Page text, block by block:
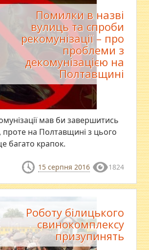
Помилки в назві
вулиць та спроби
рекомунізації – про
проблеми з
декомунізацією на
Полтавщині
мав би завершитись
проте на Полтавщині з цього
багато крапок.
15 серпня 2016 1824
Роботу білицького
свинокомплексу
призупинять